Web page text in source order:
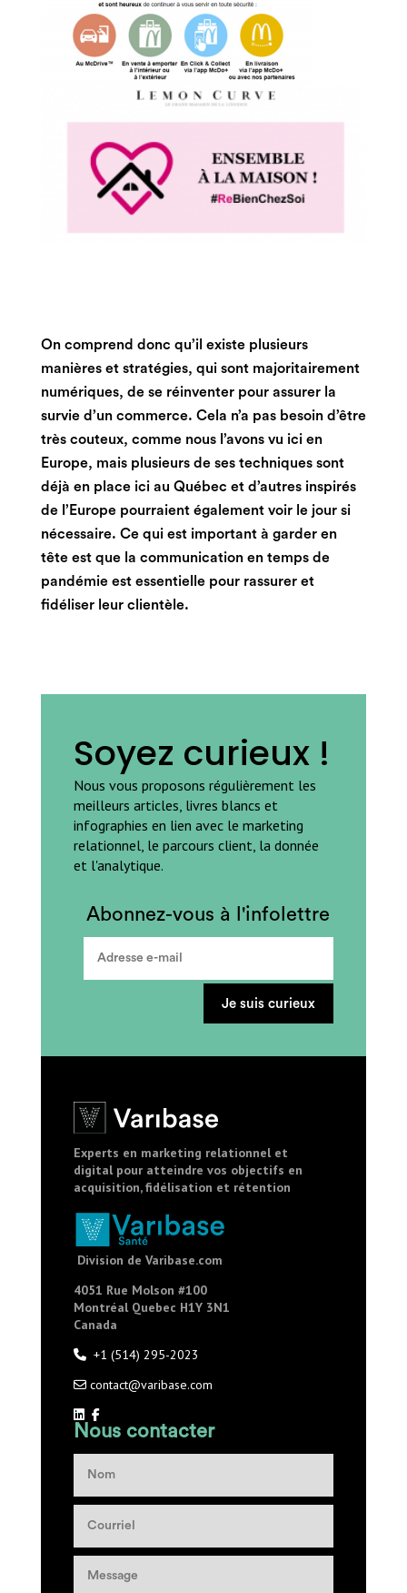
On comprend donc qu’il existe plusieurs
manières et stratégies, qui sont majoritairement
numériques, de se réinventer pour assurer la
survie d’un commerce. Cela n’a pas besoin d’être
très couteux, comme nous l’avons vu ici en
Europe, mais plusieurs de ses techniques sont
déjà en place ici au Québec et d’autres inspirés
de l’Europe pourraient également voir le jour si
nécessaire. Ce qui est important à garder en
tête est que la communication en temps de
pandémie est essentielle pour rassurer et
fidéliser leur clientèle.
Soyez curieux !
Nous vous proposons régulièrement les
meilleurs articles, livres blancs et
infographies en lien avec le marketing
relationnel, le parcours client, la donnée
et l'analytique.
Abonnez-vous à l'infolettre
Je suis curieux
Experts en marketing relationnel et
digital pour atteindre vos objectifs en
acquisition, fidélisation et rétention
Division de Varibase.com
4051 Rue Molson #100
Montréal Quebec H1Y 3N1
Canada
+1 (514) 295-2023
contact@varibase.com
Nous contacter